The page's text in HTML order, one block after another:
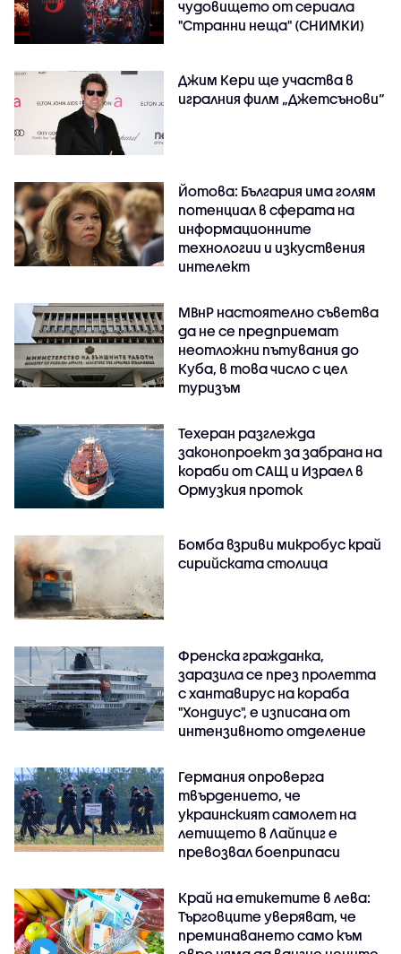
чудовището от сериала
"Странни неща" (СНИМКИ)
Джим Кери ще участва в
игралния филм „Джетсънови“
Йотова: България има голям
потенциал в сферата на
информационните
технологии и изкуствения
интелект
МВнР настоятелно съветва
да не се предприемат
неотложни пътувания до
Куба, в това число с цел
туризъм
Техеран разглежда
законопроект за забрана на
кораби от САЩ и Израел в
Ормузкия проток
Бомба взриви микробус край
сирийската столица
Френска гражданка,
заразила се през пролетта
с хантавирус на кораба
"Хондиус", е изписана от
интензивното отделение
Германия опроверга
твърдението, че
украинският самолет на
летището в Лайпциг е
превозвал боеприпаси
Край на етикетите в лева:
Търговците уверяват, че
преминаването само към